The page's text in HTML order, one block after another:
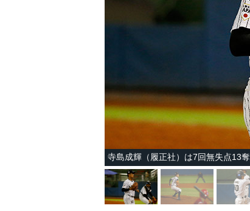
寺島成輝（履正社）は7回無失点13